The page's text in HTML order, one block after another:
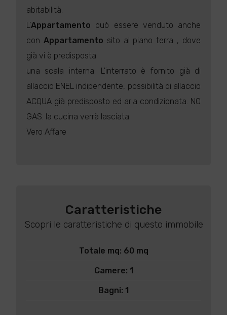
abitabilità.
L'Appartamento può essere venduto anche
con Appartamento sito al piano terra , dove
già vi è predisposta
una scala interna. L'interrato è fornito già di
allaccio ENEL indipendente, possibilità di allaccio
ACQUA già predisposto ed aria condizionata. NO
GAS. la cucina verrà lasciata.
Vero Affare
Caratteristiche
Scopri le caratteristiche di questo immobile
Totale mq: 60 mq
Camere: 1
Bagni: 1